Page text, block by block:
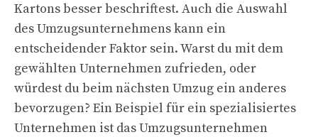
Kartons besser beschriftest. Auch die Auswahl
des Umzugsunternehmens kann ein
entscheidender Faktor sein. Warst du mit dem
gewählten Unternehmen zufrieden, oder
würdest du beim nächsten Umzug ein anderes
bevorzugen? Ein Beispiel für ein spezialisiertes
Unternehmen ist das Umzugsunternehmen